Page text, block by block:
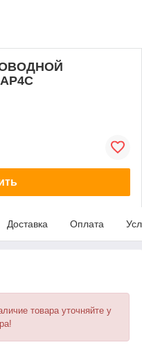
Доставка Оплата
товара уточняйте у